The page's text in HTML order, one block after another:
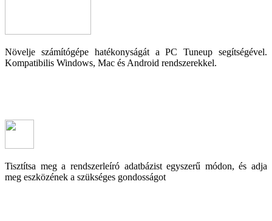
Növelje számítógépe hatékonyságát a PC Tuneup segítségével.
Kompatibilis Windows, Mac és Android rendszerekkel.
Tisztítsa meg a rendszerleíró adatbázist egyszerű módon, és adja
meg eszközének a szükséges gondosságot